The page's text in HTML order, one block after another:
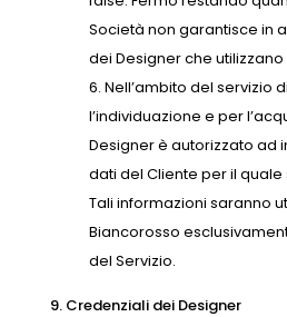
Società non garantisce in
dei Designer che
Nell’ambito del servizio
l’individuazione e per
Designer è autorizzato ad
dati del Cliente per il
Tali informazioni saranno
Biancorosso
del Servizio.
9. Credenziali dei Designer